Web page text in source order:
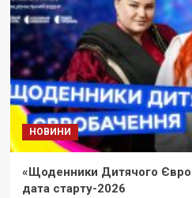
НОВИНИ
«Щоденники Дитячого
дата старту-2026